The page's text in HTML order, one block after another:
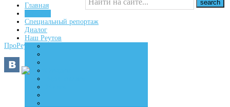
16+
ПроРеутов
Главная
Специальный репортаж
Диалог
Наш Реутов